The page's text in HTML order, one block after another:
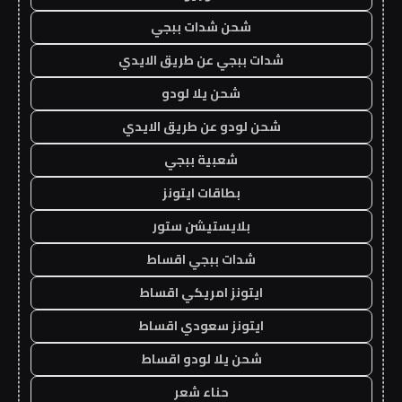
شحن شدات ببجي
شدات ببجي عن طريق الايدي
شحن يلا لودو
شحن لودو عن طريق الايدي
شعبية ببجي
بطاقات ايتونز
بلايستيشن ستور
شدات ببجي اقساط
ايتونز امريكي اقساط
ايتونز سعودي اقساط
شحن يلا لودو اقساط
حناء شعر